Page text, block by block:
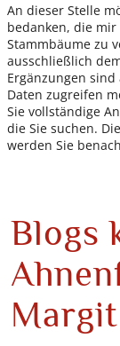
An dieser Stelle
bedanken, die
Stammbäume zu
ausschließlich
Ergänzungen
Daten zugreifen
Sie vollständige
die Sie suchen.
werden Sie
Blogs